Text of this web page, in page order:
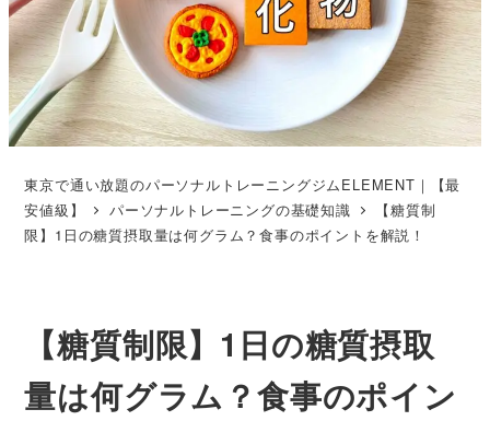
東京で通い放題のパーソナルトレーニングジムELEMENT｜【最
安値級】
パーソナルトレーニングの基礎知識
【糖質制
限】1日の糖質摂取量は何グラム？食事のポイントを解説！
【糖質制限】1日の糖質摂取
量は何グラム？食事のポイン